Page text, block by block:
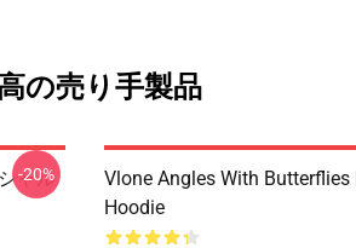
の売り手製品
ャル
-20%
Vlone Angles With Butterflies
Hoodie